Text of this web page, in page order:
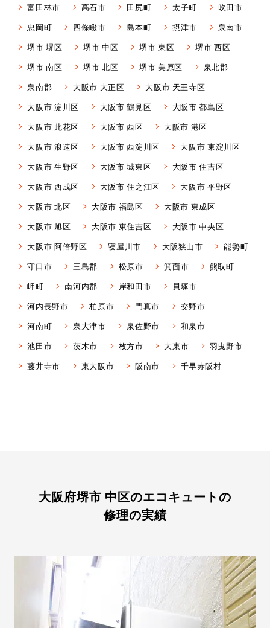
富田林市
高石市 田尻町 太子町
吹田市
忠岡町
四條畷市 島本町 摂津市
泉南市
堺市 堺区
堺市 中区 堺市 東区
堺市 西区
堺市 南区
堺市 北区 堺市 美原区
泉北郡
泉南郡
大阪市 大正区
大阪市 天王寺区
大阪市 淀川区
大阪市 鶴見区
大阪市 都島区
大阪市 此花区
大阪市 西区
大阪市 港区
大阪市 浪速区
大阪市 西淀川区
大阪市 東淀川区
大阪市 生野区
大阪市 城東区
大阪市 住吉区
大阪市 西成区
大阪市 住之江区
大阪市 平野区
大阪市 北区
大阪市 福島区
大阪市 東成区
大阪市 旭区
大阪市 東住吉区
大阪市 中央区
大阪市 阿倍野区
寝屋川市 大阪狭山市
能勢町
守口市
三島郡 松原市 箕面市
熊取町
岬町
南河内郡 岸和田市
貝塚市
河内長野市
柏原市 門真市
交野市
河南町
泉大津市 泉佐野市
和泉市
池田市
茨木市 枚方市 大東市
羽曳野市
藤井寺市
東大阪市 阪南市 千早赤阪村
大阪府堺市 中区のエコキュートの
修理の実績